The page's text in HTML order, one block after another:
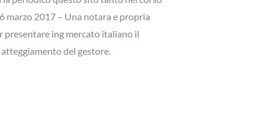
marzo 2017 – Una notara e propria
presentare ing mercato italiano il
del gestore.